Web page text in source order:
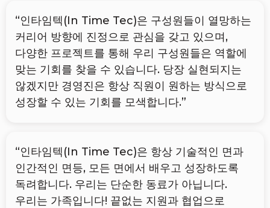
“인타임텍(In Time Tec)은 구성원들이 열망하는
커리어 방향에 진정으로 관심을 갖고 있으며,
다양한 프로젝트를 통해 우리 구성원들은 역할에
맞는 기회를 찾을 수 있습니다. 당장 실현되지는
않겠지만 경영진은 항상 직원이 원하는 방식으로
성장할 수 있는 기회를 모색합니다.”
“인타임텍(In Time Tec)은 항상 기술적인 면과
인간적인 면등, 모든 면에서 배우고 성장하도록
독려합니다. 우리는 단순한 동료가 아닙니다.
우리는 가족입니다! 끝없는 지원과 협업으로